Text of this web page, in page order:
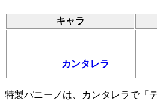
キャラ
カンタレラ
特製パニーノは、カンタレラで「